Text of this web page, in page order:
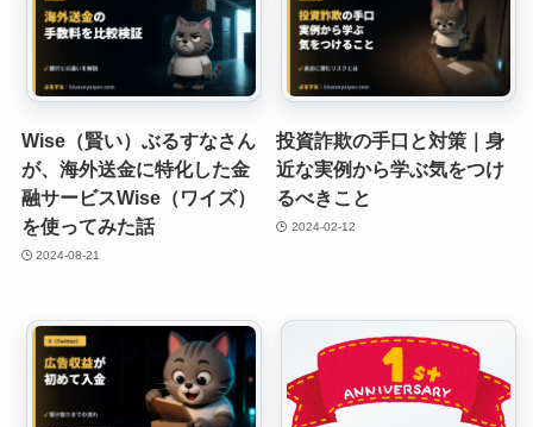
Wise（賢い）ぶるすなさん
が、海外送金に特化した金
融サービスWise（ワイズ）
を使ってみた話
2024-08-21
投資詐欺の手口と対策｜身
近な実例から学ぶ気をつけ
るべきこと
2024-02-12